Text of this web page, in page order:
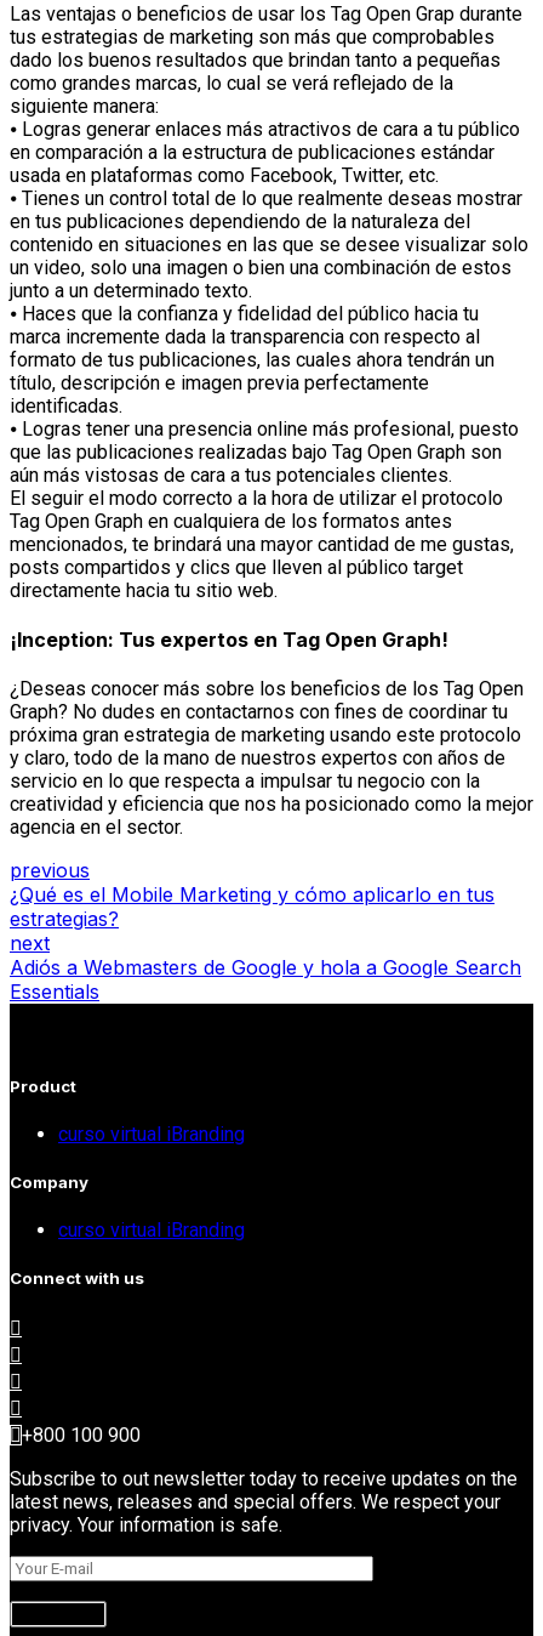
Las ventajas o beneficios de usar los Tag Open Grap durante
tus estrategias de marketing son más que comprobables
dado los buenos resultados que brindan tanto a pequeñas
como grandes marcas, lo cual se verá reflejado de la
siguiente manera:
⦁ Logras generar enlaces más atractivos de cara a tu público
en comparación a la estructura de publicaciones estándar
usada en plataformas como Facebook, Twitter, etc.
⦁ Tienes un control total de lo que realmente deseas mostrar
en tus publicaciones dependiendo de la naturaleza del
contenido en situaciones en las que se desee visualizar solo
un video, solo una imagen o bien una combinación de estos
junto a un determinado texto.
⦁ Haces que la confianza y fidelidad del público hacia tu
marca incremente dada la transparencia con respecto al
formato de tus publicaciones, las cuales ahora tendrán un
título, descripción e imagen previa perfectamente
identificadas.
⦁ Logras tener una presencia online más profesional, puesto
que las publicaciones realizadas bajo Tag Open Graph son
aún más vistosas de cara a tus potenciales clientes.
El seguir el modo correcto a la hora de utilizar el protocolo
Tag Open Graph en cualquiera de los formatos antes
mencionados, te brindará una mayor cantidad de me gustas,
posts compartidos y clics que lleven al público target
directamente hacia tu sitio web.
¡Inception: Tus expertos en Tag Open Graph!
¿Deseas conocer más sobre los beneficios de los Tag Open
Graph? No dudes en contactarnos con fines de coordinar tu
próxima gran estrategia de marketing usando este protocolo
y claro, todo de la mano de nuestros expertos con años de
servicio en lo que respecta a impulsar tu negocio con la
creatividad y eficiencia que nos ha posicionado como la mejor
agencia en el sector.
previous
¿Qué es el Mobile Marketing y cómo aplicarlo en tus
estrategias?
next
Adiós a Webmasters de Google y hola a Google Search
Essentials
Product
curso virtual iBranding
Company
curso virtual iBranding
Connect with us
+800 100 900
Subscribe to out newsletter today to receive updates on the
latest news, releases and special offers. We respect your
privacy. Your information is safe.